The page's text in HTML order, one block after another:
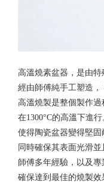
高溫燒素盆器，是由特
經由師傅純手工塑造
高溫燒製是整個製作過
在1300°C的高溫下進行
使得陶瓷盆器變得堅固
同時確保其表面光滑並
師傅多年經驗，以及專
確保達到最佳的燒製效